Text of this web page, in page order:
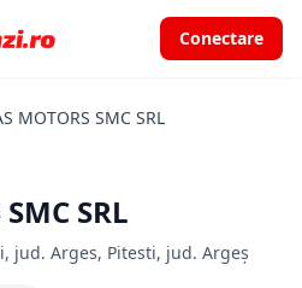
Conectare
MOTORS SMC SRL
SRL
jud. Arges, Pitesti, jud. Argeș